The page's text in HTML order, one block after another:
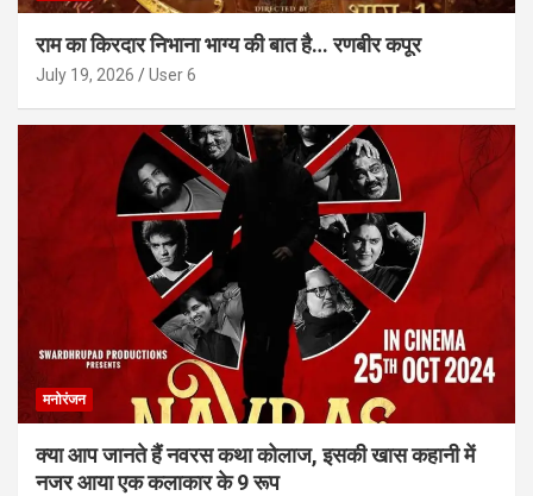
राम का किरदार निभाना भाग्य की बात है… रणबीर कपूर
July 19, 2026 User 6
मनोरंजन
क्या आप जानते हैं नवरस कथा कोलाज, इसकी खास कहानी में
नजर आया एक कलाकार के 9 रूप